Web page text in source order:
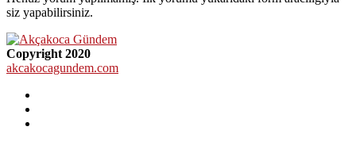
siz yapabilirsiniz.
Copyright 2020
akcakocagundem.com